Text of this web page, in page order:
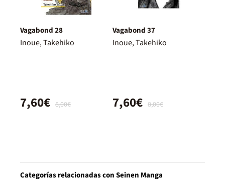
Vagabond 28
Inoue, Takehiko
8,00€
7,60€
Vagabond 37
Inoue, Takehiko
8,00€
7,60€
Categorías relacionadas con Seinen Manga